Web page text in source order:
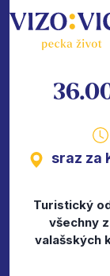
sraz za
Turistický
všechny
valašských